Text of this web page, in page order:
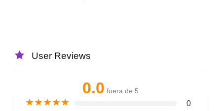
User Reviews
0.0 fuera de 5
★★★★★ 0